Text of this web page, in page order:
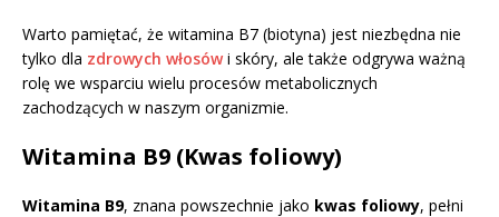
Warto pamiętać, że witamina B7 (biotyna) jest niezbędna nie
tylko dla zdrowych włosówi skóry, ale także odgrywa ważną
rolę we wsparciu wielu procesów metabolicznych
zachodzących w naszym organizmie.
Witamina B9 (Kwas foliowy)
Witamina B9, znana powszechnie jako kwas foliowy, pełni